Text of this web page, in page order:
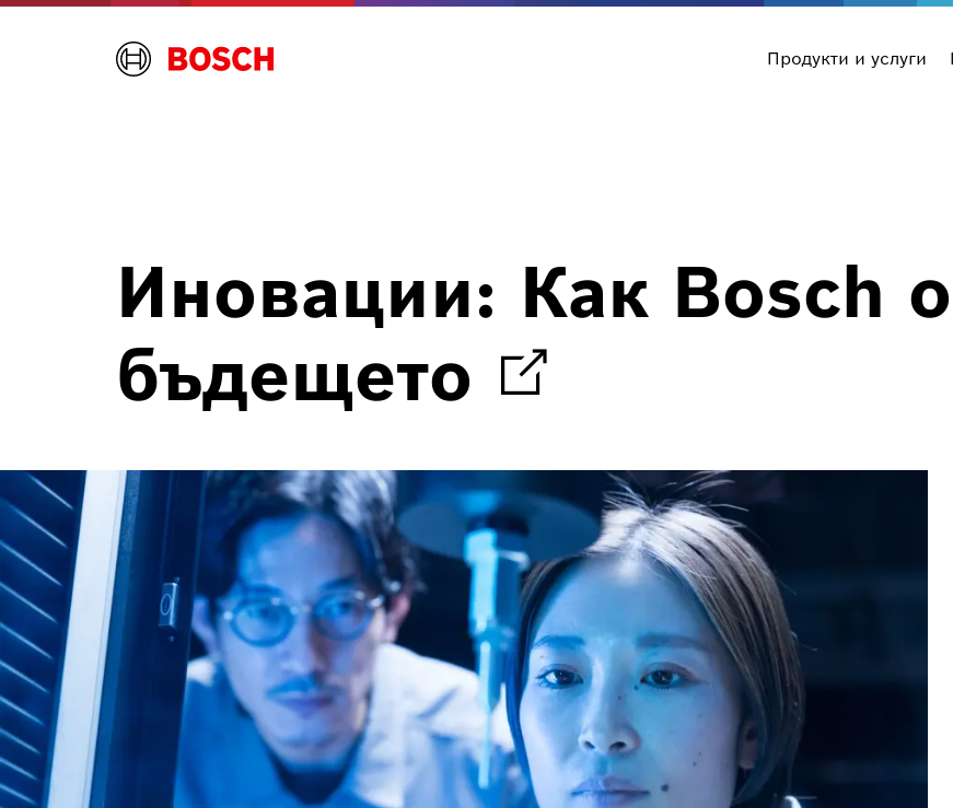
Продукти и услуги
Иновации: Как Bosch
бъдещето